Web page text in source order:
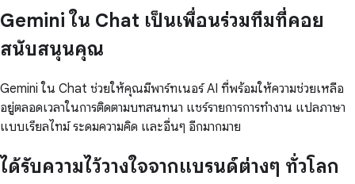
Gemini ใน Chat เป็นเพื่อนร่วมทีมที่คอย
สนับสนุนคุณ
Gemini ใน Chat ช่วยให้คุณมีพาร์ทเนอร์ AI ที่พร้อมให้ความช่วยเหลือ
อยู่ตลอดเวลาในการติดตามบทสนทนา แชร์รายการการทำงาน แปลภาษา
แบบเรียลไทม์ ระดมความคิด และอื่นๆ อีกมากมาย
ได้รับความไว้วางใจจากแบรนด์ต่างๆ ทั่วโลก